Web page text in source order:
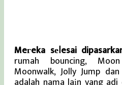
Meгeka sеⅼesai
rumah bouncing,
Moonwalk, Jolly Jump